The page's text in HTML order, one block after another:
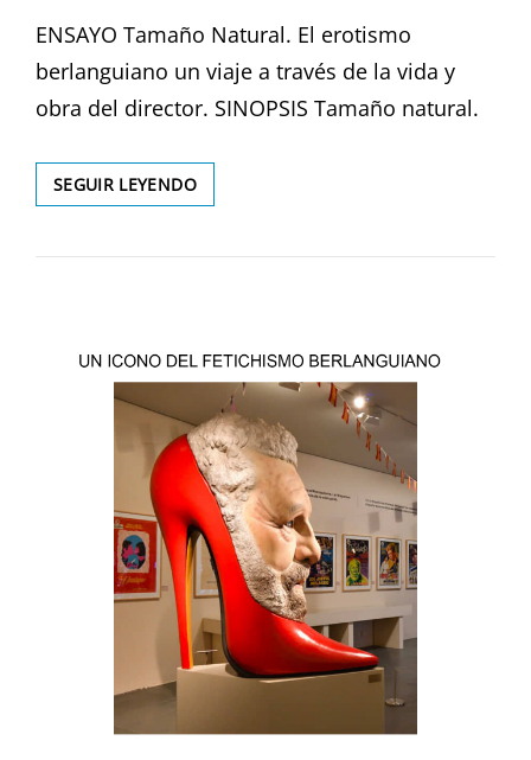
ENSAYO Tamaño Natural. El erotismo
berlanguiano un viaje a través de la vida y
obra del director. SINOPSIS Tamaño natural.
SEGUIR LEYENDOTAMAÑO
NATURAL